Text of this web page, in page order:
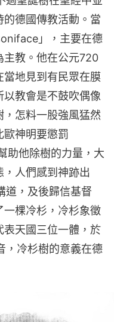
德國傳教活動。當
」，主要在德
主教。他在公元720
地見到有民眾在膜
教會是不鼓吹偶像
怎料一股強風猛然
歐神明要懲罰
助他除樹的力量，大
人們感到神跡出
道，及後歸信基督
棵冷杉，冷杉象徵
表天國三位一體，於
，冷杉樹的意義在德